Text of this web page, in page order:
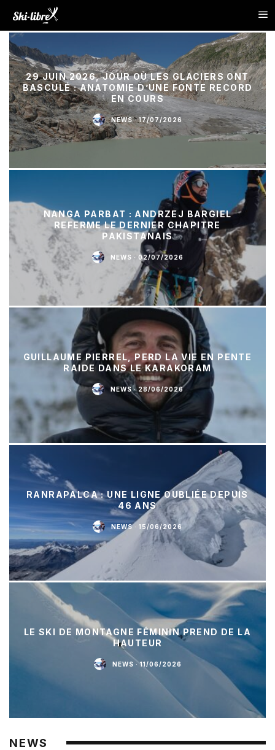
29 JUIN 2026, JOUR OÙ LES GLACIERS ONT
BASCULÉ : ANATOMIE D’UNE FONTE RECORD
EN COURS
NEWS · 17/07/2026
NANGA PARBAT : ANDRZEJ BARGIEL
REFERME LE DERNIER CHAPITRE
PAKISTANAIS
NEWS · 02/07/2026
GUILLAUME PIERREL, PERD LA VIE EN PENTE
RAIDE DANS LE KARAKORAM
NEWS · 28/06/2026
RANRAPALCA : UNE LIGNE OUBLIÉE DEPUIS
46 ANS
NEWS · 15/06/2026
LE SKI DE MONTAGNE FÉMININ PREND DE LA
HAUTEUR
NEWS · 11/06/2026
NEWS